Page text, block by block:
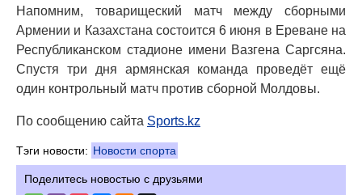
Напомним, товарищеский матч между сборными
Армении и Казахстана состоится 6 июня в Ереване на
Республиканском стадионе имени Вазгена Саргсяна.
Спустя три дня армянская команда проведёт ещё
один контрольный матч против сборной Молдовы.
По сообщению сайта Sports.kz
Тэги новости: Новости спорта
Поделитесь новостью с друзьями